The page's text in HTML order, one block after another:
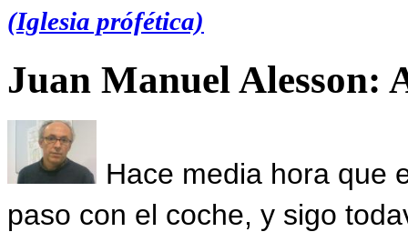
(Iglesia prófética)
Juan Manuel Alesson:
Hace media hora que
paso con el coche, y sigo